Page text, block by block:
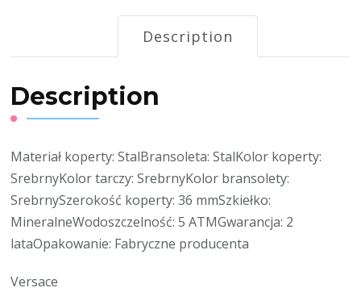
Description
Description
Materiał koperty: StalBransoleta: StalKolor koperty:
SrebrnyKolor tarczy: SrebrnyKolor bransolety:
SrebrnySzerokość koperty: 36 mmSzkiełko:
MineralneWodoszczelność: 5 ATMGwarancja: 2
lataOpakowanie: Fabryczne producenta
Versace